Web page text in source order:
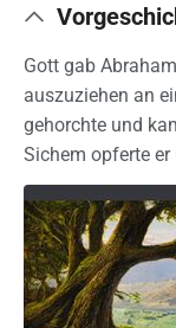
Gott gab
auszuziehen an
gehorchte und
Sichem opferte er